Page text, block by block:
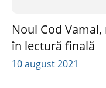
Noul Cod
în lectură finală
10 august 2021